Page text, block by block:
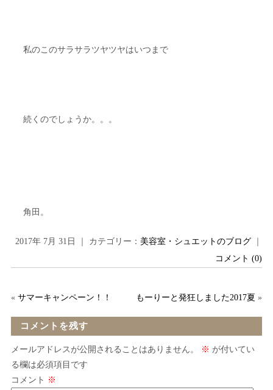
私のこのサラサラツヤツヤはいつまで
続くのでしょうか。。。
角田。
2017年 7月 31日 ｜ カテゴリー： 美容室・シュエットのブログ
コメント (0)
« サマーキャンペーン！！ もーりーと発狂しました2017夏 »
コメントを残す
メールアドレスが公開されることはありません。 ※ が付いてい
る欄は必須項目です
コメント ※